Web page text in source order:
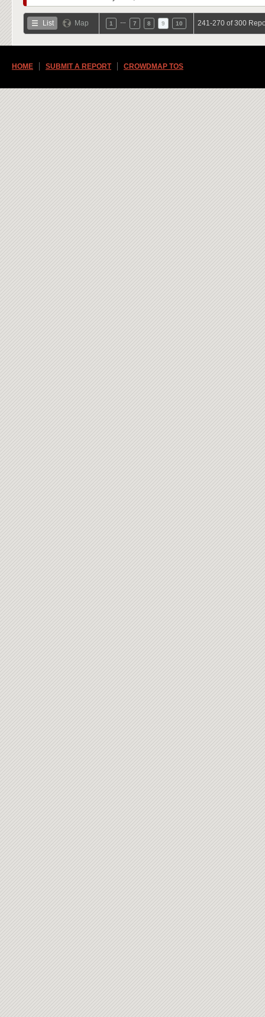
List Map 1 7 8 9 10 241-270 of 300
HOME SUBMIT A REPORT CROWDMAP TOS